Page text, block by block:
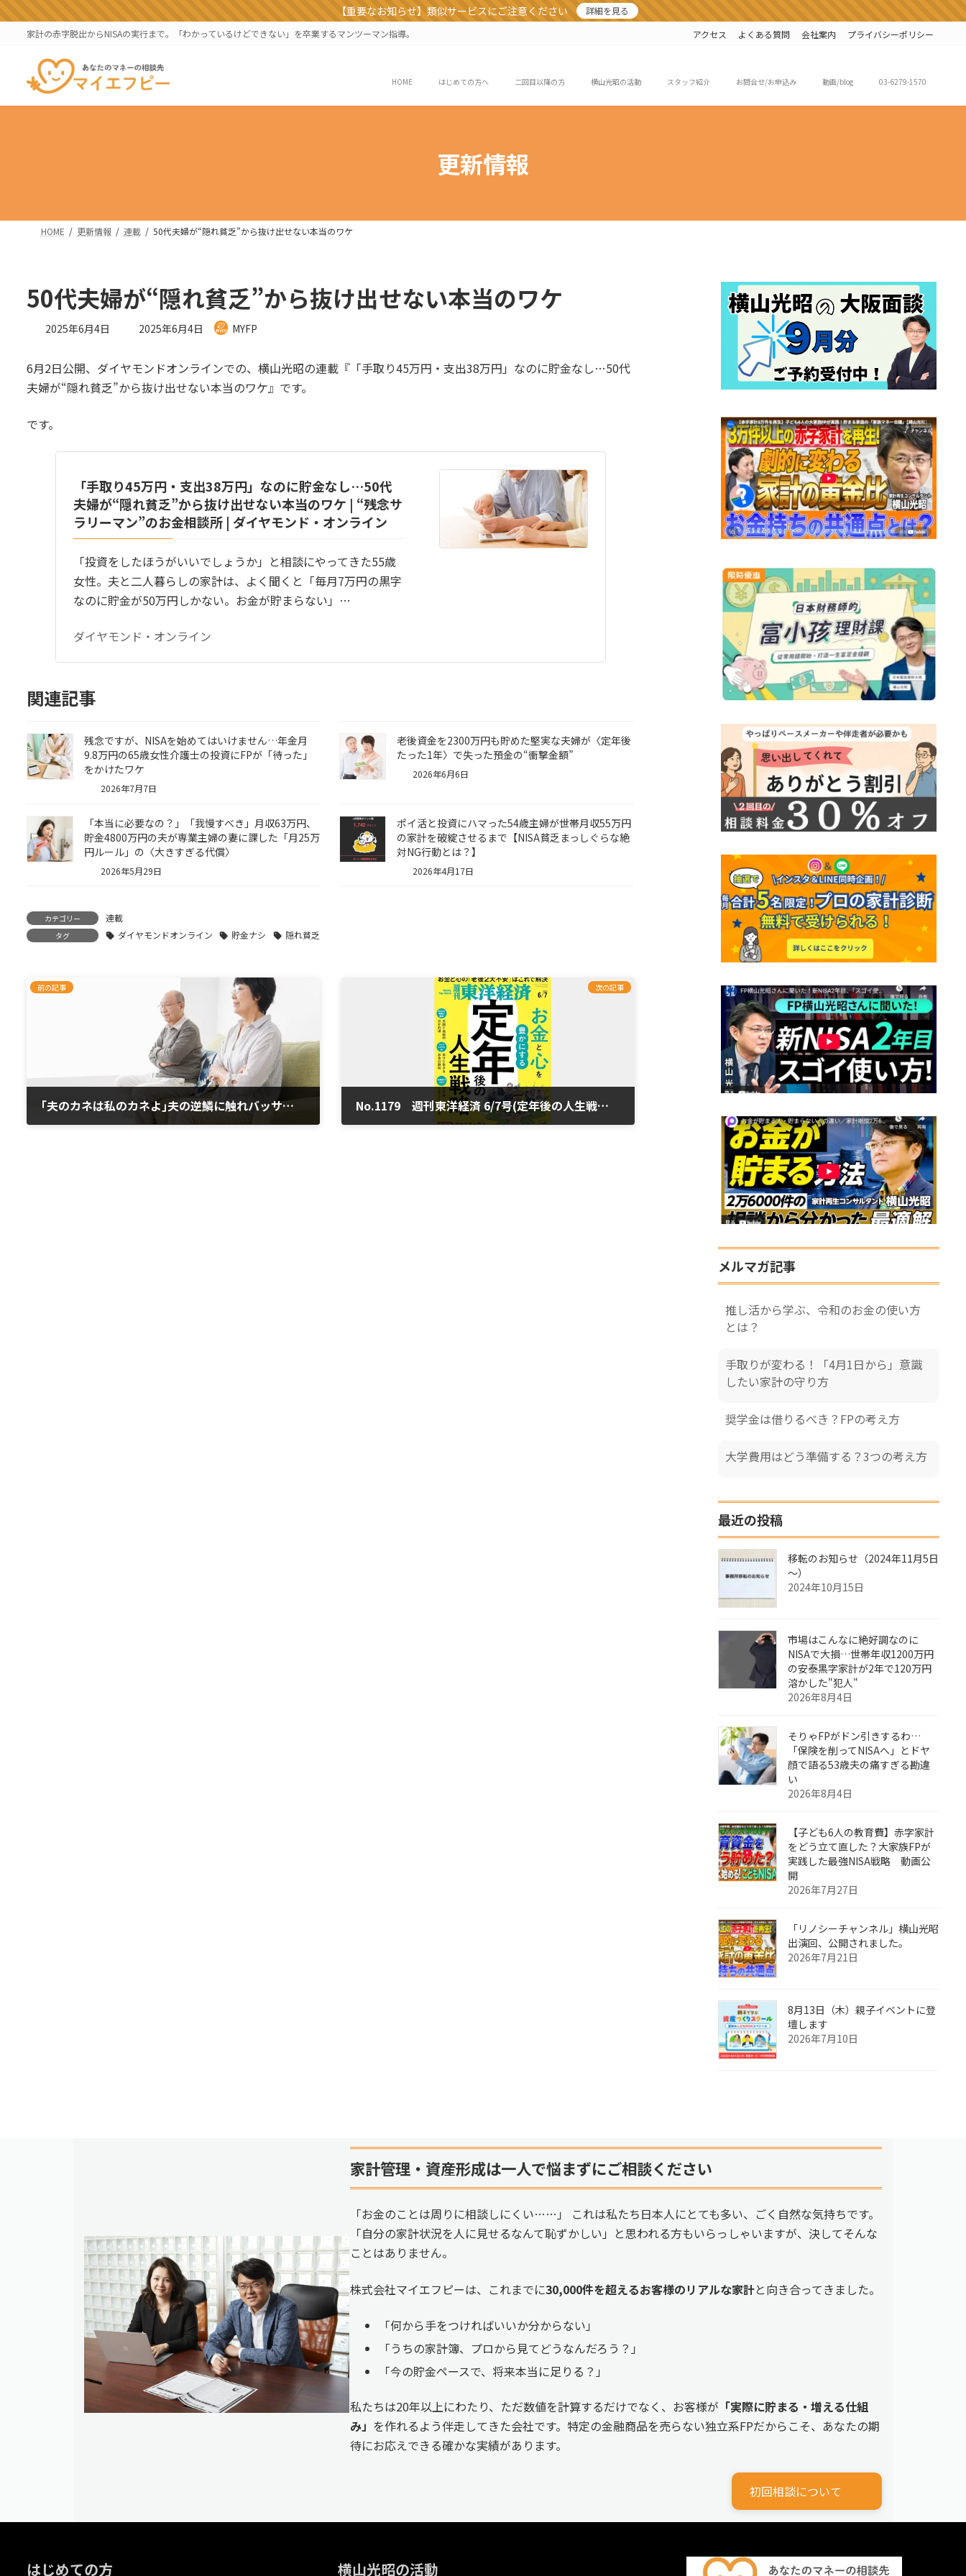
ン
ス
ビ
ン
【重要なお知らせ】類似サービスにご注意ください
詳細を見る
家計の赤字脱出からNISAの実行まで。「わかっているけどできない」を卒業するマンツーマン指導。
アクセス よくある質問 会社案内 プライバシーポリシー
HOME はじめての方へ 二回目以降の方 横山光昭の活動 スタッフ紹介 お問合せ/お申込み 動画/blog 03-6279-1570
更新情報
HOME 更新情報 連載 50代夫婦が“隠れ貧乏”から抜け出せない本当のワケ
50代夫婦が“隠れ貧乏”から抜け出せない本当のワケ
2025年6月4日
最
新
日
時
2025年6月4日 MYFP
6月2日公開、ダイヤモンドオンラインでの、横山光昭の連載『「手取り45万円・支出38万円」なのに貯金なし…50代
夫婦が“隠れ貧乏”から抜け出せない本当のワケ』です。
です。
「手取り45万円・支出38万円」なのに貯金なし…50代
夫婦が“隠れ貧乏”から抜け出せない本当のワケ | “残念サ
ラリーマン”のお金相談所 | ダイヤモンド・オンライン
「投資をしたほうがいいでしょうか」と相談にやってきた55歳
女性。夫と二人暮らしの家計は、よく聞くと「毎月7万円の黒字
なのに貯金が50万円しかない。お金が貯まらない」…
ダイヤモンド・オンライン
関連記事
残念ですが、NISAを始めてはいけません…年金月
9.8万円の65歳女性介護士の投資にFPが「待った」
をかけたワケ
2026年7月7日
老後資金を2300万円も貯めた堅実な夫婦が〈定年後
たった1年〉で失った預金の“衝撃金額”
2026年6月6日
「本当に必要なの？」「我慢すべき」月収63万円、
貯金4800万円の夫が専業主婦の妻に課した「月25万
円ルール」の〈大きすぎる代償〉
2026年5月29日
ポイ活と投資にハマった54歳主婦が世帯月収55万円
の家計を破綻させるまで【NISA貧乏まっしぐらな絶
対NG行動とは？】
2026年4月17日
カテゴリー 連載
タグ ダイヤモンドオンライン 貯金ナシ 隠れ貧乏
前の記事
｢夫のカネは私のカネよ｣夫の逆鱗に触れバッサリ三行半された還暦妻の老後破綻リスクを高めるヤバい生きがい
次の記事
No.1179 週刊東洋経済 6/7号(定年後の人生戦略)の「定年後の天国と地獄」を担当
メルマガ記事
推し活から学ぶ、令和のお金の使い方
とは？
手取りが変わる！「4月1日から」意識
したい家計の守り方
奨学金は借りるべき？FPの考え方
大学費用はどう準備する？3つの考え方
最近の投稿
移転のお知らせ（2024年11月5日
～）
2024年10月15日
市場はこんなに絶好調なのに
NISAで大損…世帯年収1200万円
の安泰黒字家計が2年で120万円
溶かした"犯人"
2026年8月4日
そりゃFPがドン引きするわ…
「保険を削ってNISAへ」とドヤ
顔で語る53歳夫の痛すぎる勘違
い
2026年8月4日
【子ども6人の教育費】赤字家計
をどう立て直した？大家族FPが
実践した最強NISA戦略 動画公
開
2026年7月27日
「リノシーチャンネル」横山光昭
出演回、公開されました。
2026年7月21日
8月13日（木）親子イベントに登
壇します
2026年7月10日
家計管理・資産形成は一人で悩まずにご相談ください
「お金のことは周りに相談しにくい……」 これは私たち日本人にとても多い、ごく自然な気持ちです。
「自分の家計状況を人に見せるなんて恥ずかしい」と思われる方もいらっしゃいますが、決してそんな
ことはありません。
株式会社マイエフピーは、これまでに30,000件を超えるお客様のリアルな家計と向き合ってきました。
「何から手をつければいいか分からない」
「うちの家計簿、プロから見てどうなんだろう？」
「今の貯金ペースで、将来本当に足りる？」
私たちは20年以上にわたり、ただ数値を計算するだけでなく、お客様が 「実際に貯まる・増える仕組
み」 を作れるよう伴走してきた会社です。特定の金融商品を売らない独立系FPだからこそ、あなたの期
待にお応えできる確かな実績があります。
初回相談について
はじめての方 横山光昭の活動